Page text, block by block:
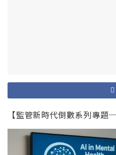
【監管新時代倒數系列專題